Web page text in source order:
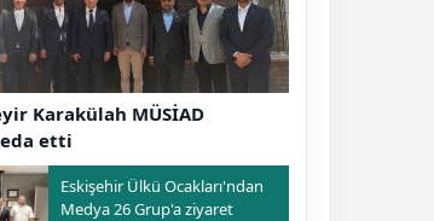
Karakülah MÜSİAD
etti
Eskişehir Ülkü Ocakları'ndan
Medya 26 Grup'a ziyaret